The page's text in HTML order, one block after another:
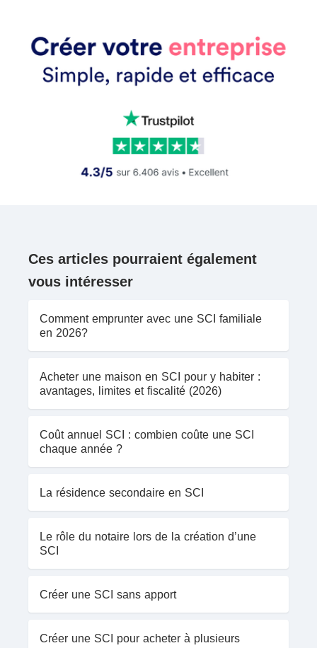
Ces articles pourraient également
vous intéresser
Comment emprunter avec une SCI familiale
en 2026?
Acheter une maison en SCI pour y habiter :
avantages, limites et fiscalité (2026)
Coût annuel SCI : combien coûte une SCI
chaque année ?
La résidence secondaire en SCI
Le rôle du notaire lors de la création d’une
SCI
Créer une SCI sans apport
Créer une SCI pour acheter à plusieurs